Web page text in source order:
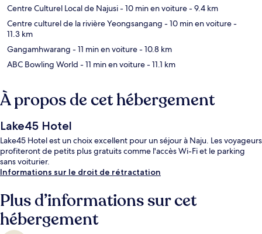
Centre Culturel Local de Najusi- 10 min en voiture- 9.4 km
Centre culturel de la rivière Yeongsangang - 10 min en voiture-
11.3 km
Gangamhwarang - 11 min en voiture- 10.8 km
ABC Bowling World - 11 min en voiture- 11.1 km
À propos de cet hébergement
Lake45 Hotel
Lake45 Hotel est un choix excellent pour un séjour à Naju. Les voyageurs
profiteront de petits plus gratuits comme l'accès Wi-Fi et le parking
sans voiturier.
Informations sur le droit de rétractation
Plus d’informations sur cet
hébergement